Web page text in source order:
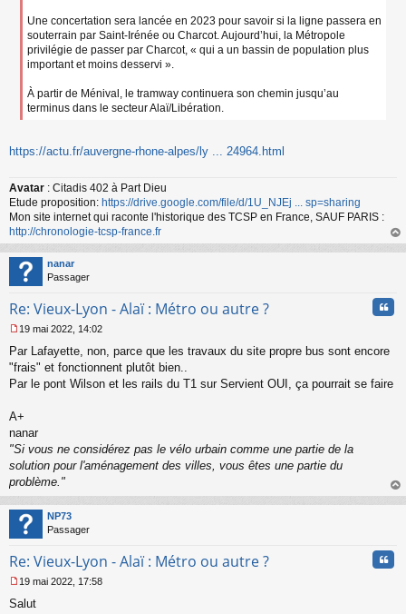
Une concertation sera lancée en 2023 pour savoir si la ligne passera en
souterrain par Saint-Irénée ou Charcot. Aujourd’hui, la Métropole
privilégie de passer par Charcot, « qui a un bassin de population plus
important et moins desservi ».
À partir de Ménival, le tramway continuera son chemin jusqu’au
terminus dans le secteur Alaï/Libération.
https://actu.fr/auvergne-rhone-alpes/ly ... 24964.html
Avatar : Citadis 402 à Part Dieu
Etude proposition: https://drive.google.com/file/d/1U_NJEj ... sp=sharing
Mon site internet qui raconte l'historique des TCSP en France, SAUF PARIS :
http://chronologie-tcsp-france.fr
au
nanar
Passager
Re: Vieux-Lyon - Alaï : Métro ou autre ?
e
s
s
e
n
o
n
u
19 mai 2022, 14:02
Par Lafayette, non, parce que les travaux du site propre bus sont encore
"frais" et fonctionnent plutôt bien..
Par le pont Wilson et les rails du T1 sur Servient OUI, ça pourrait se faire
A+
nanar
"Si vous ne considérez pas le vélo urbain comme une partie de la
solution pour l'aménagement des villes, vous êtes une partie du
problème."
au
NP73
Passager
Re: Vieux-Lyon - Alaï : Métro ou autre ?
e
19 mai 2022, 17:58
Salut